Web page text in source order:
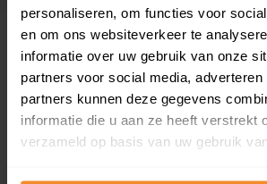
personaliseren, om functies voor
en om ons websiteverkeer te
informatie over uw gebruik van onze
partners voor social media,
partners kunnen deze gegevens
informatie die u aan ze heeft verstrekt
verzameld op basis van uw gebruik
Woningen